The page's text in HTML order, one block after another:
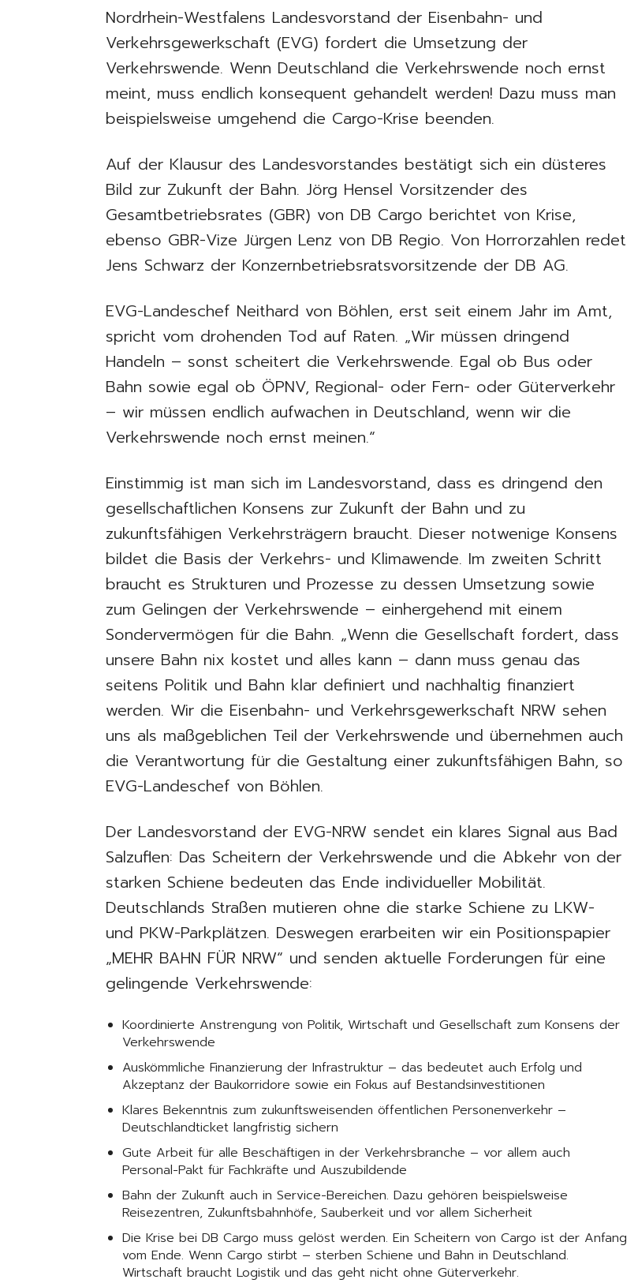
Nordrhein-Westfalens Landesvorstand der Eisenbahn- und
Verkehrsgewerkschaft (EVG) fordert die Umsetzung der
Verkehrswende. Wenn Deutschland die Verkehrswende noch ernst
meint, muss endlich konsequent gehandelt werden! Dazu muss man
beispielsweise umgehend die Cargo-Krise beenden.
Auf der Klausur des Landesvorstandes bestätigt sich ein düsteres
Bild zur Zukunft der Bahn. Jörg Hensel Vorsitzender des
Gesamtbetriebsrates (GBR) von DB Cargo berichtet von Krise,
ebenso GBR-Vize Jürgen Lenz von DB Regio. Von Horrorzahlen redet
Jens Schwarz der Konzernbetriebsratsvorsitzende der DB AG.
EVG-Landeschef Neithard von Böhlen, erst seit einem Jahr im Amt,
spricht vom drohenden Tod auf Raten. „Wir müssen dringend
Handeln – sonst scheitert die Verkehrswende. Egal ob Bus oder
Bahn sowie egal ob ÖPNV, Regional- oder Fern- oder Güterverkehr
– wir müssen endlich aufwachen in Deutschland, wenn wir die
Verkehrswende noch ernst meinen.“
Einstimmig ist man sich im Landesvorstand, dass es dringend den
gesellschaftlichen Konsens zur Zukunft der Bahn und zu
zukunftsfähigen Verkehrsträgern braucht. Dieser notwenige Konsens
bildet die Basis der Verkehrs- und Klimawende. Im zweiten Schritt
braucht es Strukturen und Prozesse zu dessen Umsetzung sowie
zum Gelingen der Verkehrswende – einhergehend mit einem
Sondervermögen für die Bahn. „Wenn die Gesellschaft fordert, dass
unsere Bahn nix kostet und alles kann – dann muss genau das
seitens Politik und Bahn klar definiert und nachhaltig finanziert
werden. Wir die Eisenbahn- und Verkehrsgewerkschaft NRW sehen
uns als maßgeblichen Teil der Verkehrswende und übernehmen auch
die Verantwortung für die Gestaltung einer zukunftsfähigen Bahn, so
EVG-Landeschef von Böhlen.
Der Landesvorstand der EVG-NRW sendet ein klares Signal aus Bad
Salzuflen: Das Scheitern der Verkehrswende und die Abkehr von der
starken Schiene bedeuten das Ende individueller Mobilität.
Deutschlands Straßen mutieren ohne die starke Schiene zu LKW-
und PKW-Parkplätzen. Deswegen erarbeiten wir ein Positionspapier
„MEHR BAHN FÜR NRW“ und senden aktuelle Forderungen für eine
gelingende Verkehrswende:
Koordinierte Anstrengung von Politik, Wirtschaft und Gesellschaft zum Konsens der
Verkehrswende
Auskömmliche Finanzierung der Infrastruktur – das bedeutet auch Erfolg und
Akzeptanz der Baukorridore sowie ein Fokus auf Bestandsinvestitionen
Klares Bekenntnis zum zukunftsweisenden öffentlichen Personenverkehr –
Deutschlandticket langfristig sichern
Gute Arbeit für alle Beschäftigen in der Verkehrsbranche – vor allem auch
Personal-Pakt für Fachkräfte und Auszubildende
Bahn der Zukunft auch in Service-Bereichen. Dazu gehören beispielsweise
Reisezentren, Zukunftsbahnhöfe, Sauberkeit und vor allem Sicherheit
Die Krise bei DB Cargo muss gelöst werden. Ein Scheitern von Cargo ist der Anfang
vom Ende. Wenn Cargo stirbt – sterben Schiene und Bahn in Deutschland.
Wirtschaft braucht Logistik und das geht nicht ohne Güterverkehr.